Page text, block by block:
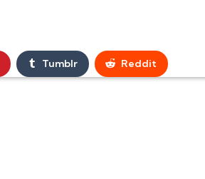
Tumblr Reddit